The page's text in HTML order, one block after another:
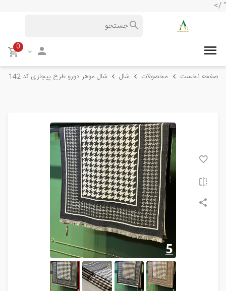
" />
0
صفحه نخست محصولات شال شال موهر دورو طرح پیچازی کد 142